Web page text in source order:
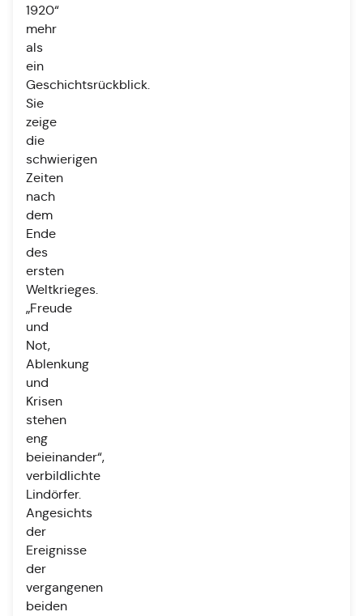
1920“
mehr
als
ein
Geschichtsrückblick.
Sie
zeige
die
schwierigen
Zeiten
nach
dem
Ende
des
ersten
Weltkrieges.
„Freude
und
Not,
Ablenkung
und
Krisen
stehen
eng
beieinander“,
verbildlichte
Lindörfer.
Angesichts
der
Ereignisse
der
vergangenen
beiden